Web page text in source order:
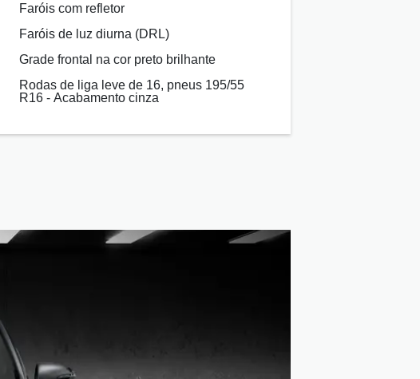
Faróis com refletor
Faróis de luz diurna (DRL)
Grade frontal na cor preto brilhante
Rodas de liga leve de 16, pneus 195/55
R16 - Acabamento cinza